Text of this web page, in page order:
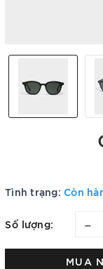
Tình trạng: Còn
Số lượng: –
MUA